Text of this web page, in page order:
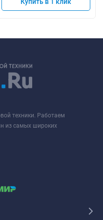
техники. Работаем
из самых широких